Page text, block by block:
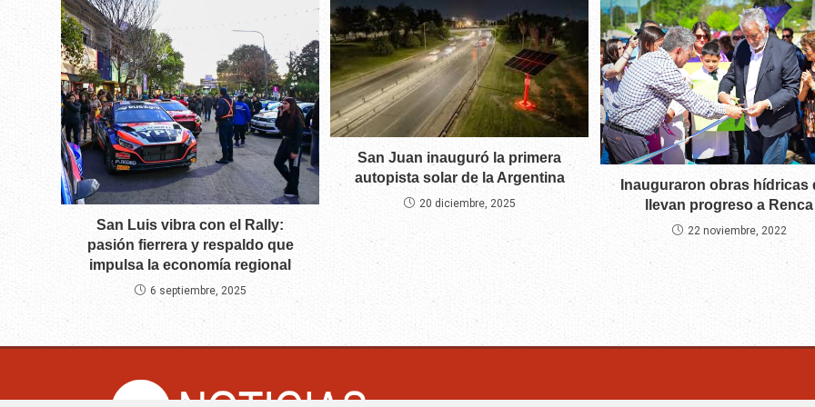
San Luis vibra con el Rally:
pasión fierrera y respaldo que
impulsa la economía regional
6 septiembre, 2025
San Juan inauguró la primera
autopista solar de la Argentina
20 diciembre, 2025
Inauguraron obras hídricas
llevan progreso a Renca
22 noviembre, 2022